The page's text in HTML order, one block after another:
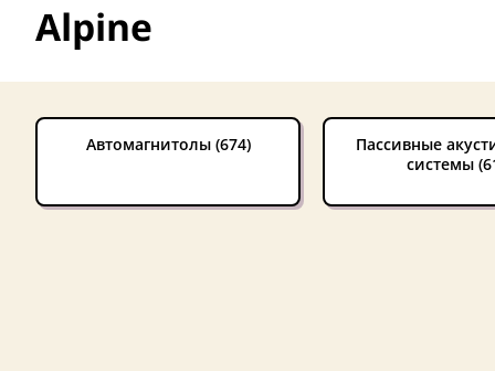
Alpine
Автомагнитолы (674)
Пассивные
системы